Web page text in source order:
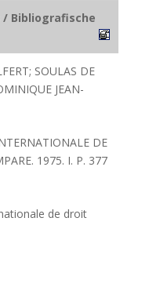
/ Bibliografische
SOULAS DE
JEAN-
DE
1975. I. P. 377
de droit